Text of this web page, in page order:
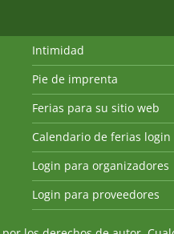
Intimidad
Pie de imprenta
Ferias para su sitio web
Calendario de ferias login
Login para organizadores
Login para proveedores